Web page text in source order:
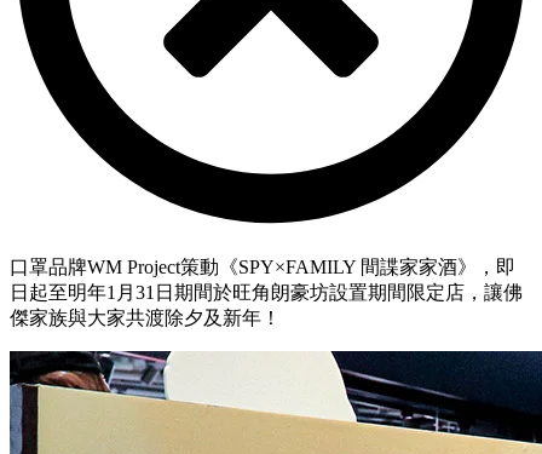
口罩品牌WM Project策動《SPY×FAMILY 間諜家家酒》，即
日起至明年1月31日期間於旺角朗豪坊設置期間限定店，讓佛
傑家族與大家共渡除夕及新年！